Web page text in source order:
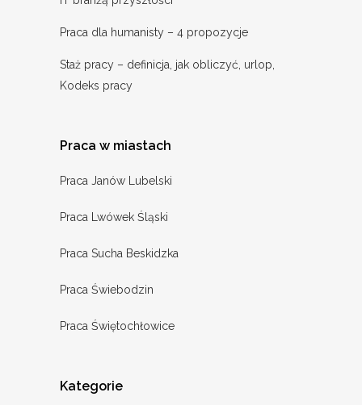
Praca dla humanisty – 4 propozycje
Staż pracy – definicja, jak obliczyć, urlop,
Kodeks pracy
Praca w miastach
Praca Janów Lubelski
Praca Lwówek Śląski
Praca Sucha Beskidzka
Praca Świebodzin
Praca Świętochłowice
Kategorie